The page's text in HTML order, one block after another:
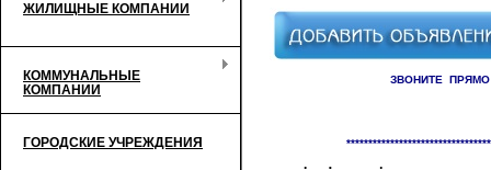
ЖИЛИЩНЫЕ КОМПАНИИ
КОММУНАЛЬНЫЕ
КОМПАНИИ
ГОРОДСКИЕ УЧРЕЖДЕНИЯ
ЗВОНИТЕ